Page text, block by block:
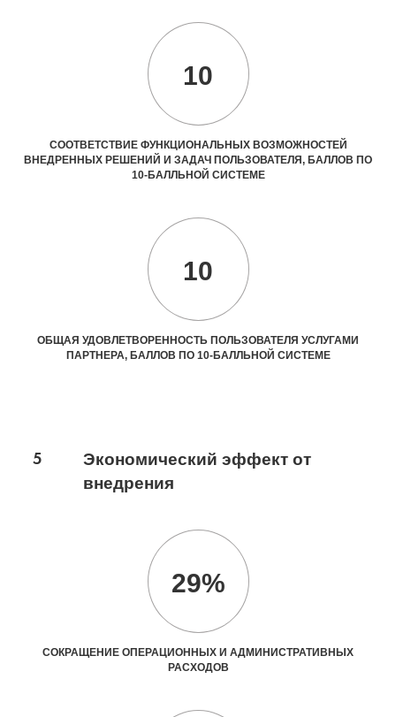
10
СООТВЕТСТВИЕ ФУНКЦИОНАЛЬНЫХ ВОЗМОЖНОСТЕЙ
ВНЕДРЕННЫХ РЕШЕНИЙ И ЗАДАЧ ПОЛЬЗОВАТЕЛЯ, БАЛЛОВ ПО
10-БАЛЛЬНОЙ СИСТЕМЕ
10
ОБЩАЯ УДОВЛЕТВОРЕННОСТЬ ПОЛЬЗОВАТЕЛЯ УСЛУГАМИ
ПАРТНЕРА, БАЛЛОВ ПО 10-БАЛЛЬНОЙ СИСТЕМЕ
5
Экономический эффект от
внедрения
29%
СОКРАЩЕНИЕ ОПЕРАЦИОННЫХ И АДМИНИСТРАТИВНЫХ
РАСХОДОВ